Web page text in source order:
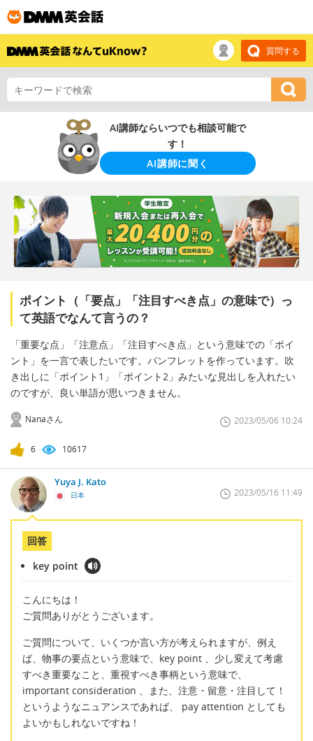
質問する
AI講師ならいつでも相談可能で
す！
AI講師に聞く
ポイント（「要点」「注目すべき点」の意味で）っ
て英語でなんて言うの？
「重要な点」「注意点」「注目すべき点」という意味での「ポイ
ント」を一言で表したいです。パンフレットを作っています。吹
き出しに「ポイント1」「ポイント2」みたいな見出しを入れたい
のですが、良い単語が思いつきません。
Nanaさん 2023/05/06 10:24
6 10617
Yuya J. Kato
日本 2023/05/16 11:49
回答
key point
こんにちは！
ご質問ありがとうございます。
ご質問について、いくつか言い方が考えられますが、例え
ば、物事の要点という意味で、key point 、少し変えて考慮
すべき重要なこと、重視すべき事柄という意味で、
important consideration 、また、注意・留意・注目して！
というようなニュアンスであれば、 pay attention としても
よいかもしれないですね！